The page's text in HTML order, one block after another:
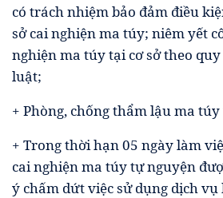
có trách nhiệm bảo đảm điều
sở cai nghiện ma túy; niêm yết
nghiện ma túy tại cơ sở theo
luật;
+ Phòng, chống thẩm lậu ma túy
+ Trong thời hạn 05 ngày làm
cai nghiện ma túy tự nguyện
ý chấm dứt việc sử dụng dịch